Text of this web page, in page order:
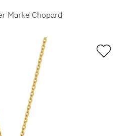
Marke Chopard